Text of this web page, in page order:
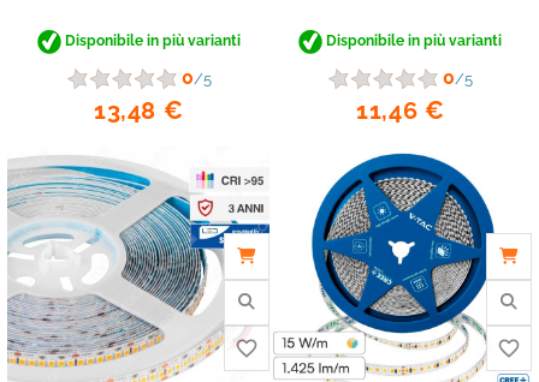
Disponibile in più varianti
0/5
13,48 €
Disponibile in più varianti
0/5
11,46 €